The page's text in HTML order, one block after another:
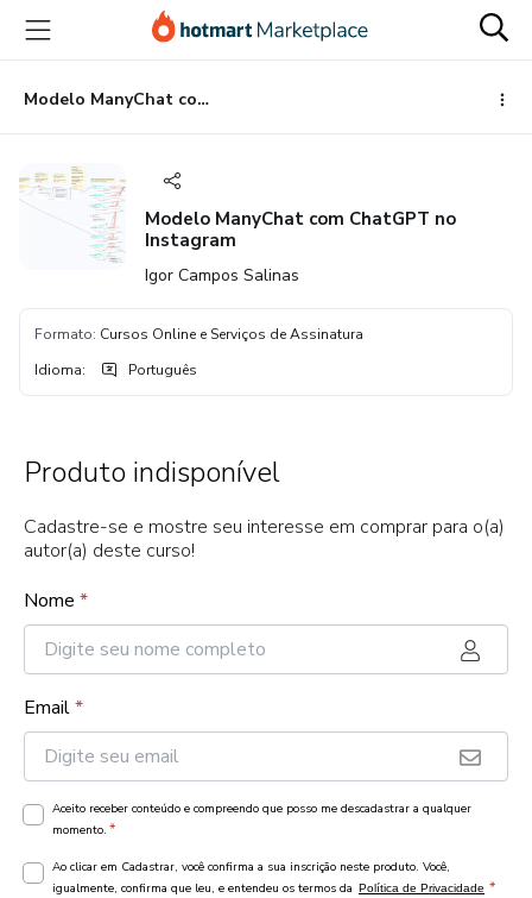
para
conteúdo
principal
para
pagamento
para
rodapé
Modelo ManyChat com ChatGPT no Instagram
Modelo ManyChat com ChatGPT no
Instagram
Igor Campos Salinas
Formato: Cursos Online e Serviços de Assinatura
Idioma: Português
Produto indisponível
Cadastre-se e mostre seu interesse em comprar para o(a)
autor(a) deste curso!
Nome *
Email*
Aceito receber conteúdo e compreendo que posso me descadastrar a qualquer
momento. *
Ao clicar em Cadastrar, você confirma a sua inscrição neste produto. Você,
igualmente, confirma que leu, e entendeu os termos da Política de Privacidade *